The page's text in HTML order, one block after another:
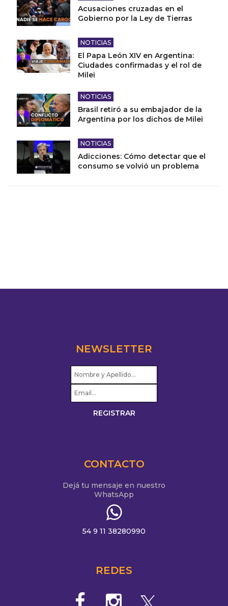
Acusaciones cruzadas en el
Gobierno por la Ley de Tierras
NOTICIAS
El Papa León XIV en Argentina:
Ciudades confirmadas y el rol de
Milei
NOTICIAS
Brasil retiró a su embajador de la
Argentina por los dichos de Milei
NOTICIAS
Adicciones: Cómo detectar que el
consumo se volvió un problema
NEWSLETTER
CONTACTO
Dejá tu mensaje en nuestro
WhatsApp
54 9 11 38280990
REDES